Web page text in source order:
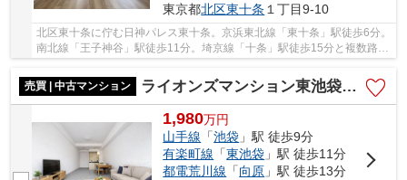
東京都北区東十条 １丁目9-10
北区東十条に佇む日神パレス東十条。京浜東北線「東十条」駅徒歩6分。
南北線「王子神谷」駅徒歩11分。埼京線「十条」駅徒歩15分と複数路線
利用可能で利便性に富んだ立地です。周辺には...
売買 | 中古マンション
ライオンズマンション東池袋第3
1,980万円
山手線 「池袋 」駅 徒歩9分
有楽町線 「東池袋 」駅 徒歩11分
都電荒川線 「向原 」駅 徒歩13分